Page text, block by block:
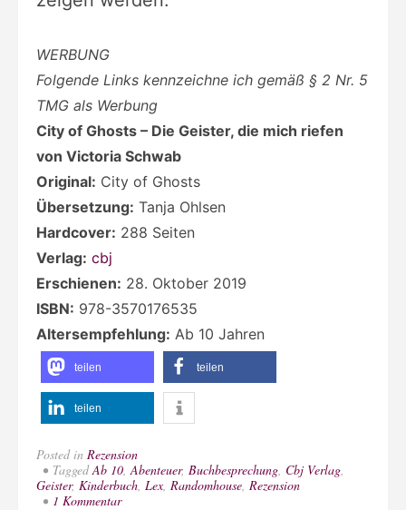
WERBUNG
Folgende Links kennzeichne ich gemäß § 2 Nr. 5
TMG als Werbung
City of Ghosts – Die Geister, die mich riefen
von Victoria Schwab
Original: City of Ghosts
Übersetzung: Tanja Ohlsen
Hardcover: 288 Seiten
Verlag: cbj
Erschienen: 28. Oktober 2019
ISBN: 978-3570176535
Altersempfehlung: Ab 10 Jahren
teilen teilen
teilen
Posted in Rezension
TaggedAb 10,Abenteuer, Buchbesprechung, Cbj Verlag,
Geister, Kinderbuch, Lex, Randomhouse, Rezension
1 Kommentarzu